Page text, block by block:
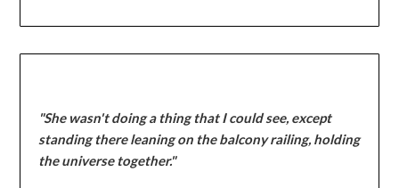
"She wasn't doing a thing that I could see, except
standing there leaning on the balcony railing, holding
the universe together."